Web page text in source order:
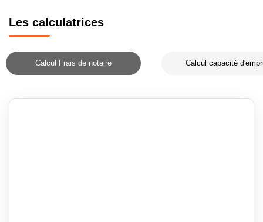
Les calculatrices
Calcul Frais de notaire Calcul capacité